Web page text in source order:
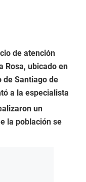
de atención
Rosa, ubicado en
de Santiago de
a la especialista
un
la población se